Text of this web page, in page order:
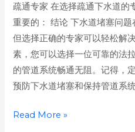
疏通专家 在选择疏通下水道的
重要的： 结论 下水道堵塞问题
但选择正确的专家可以轻松解
素，您可以选择一位可靠的法
的管道系统畅通无阻。记得，
预防下水道堵塞和保持管道系
Read More »